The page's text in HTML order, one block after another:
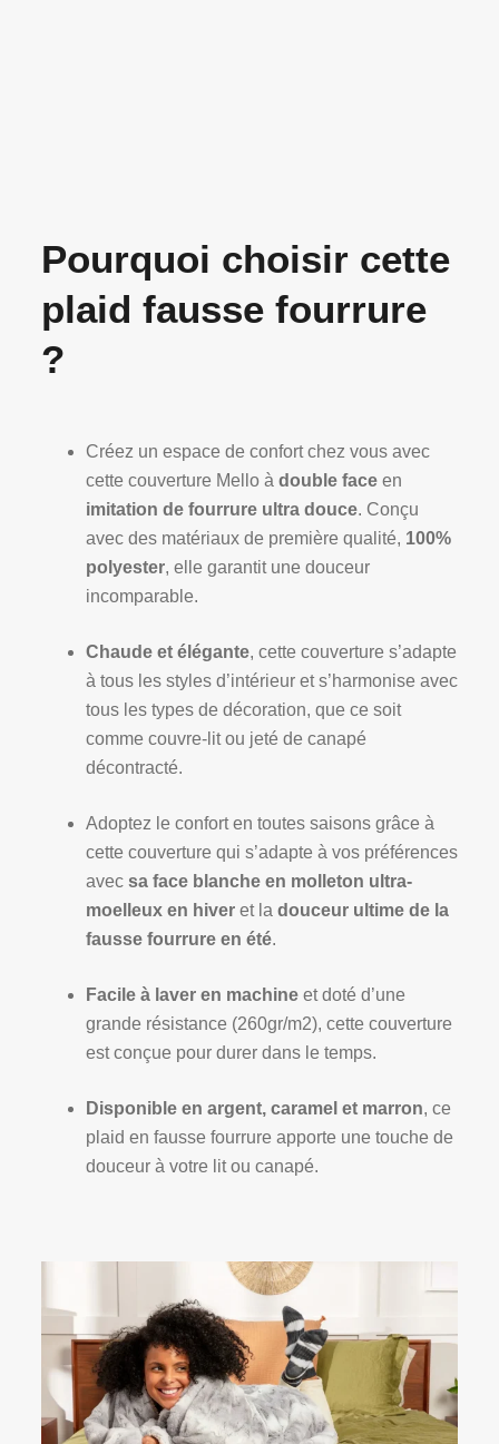
Pourquoi choisir cette
plaid fausse fourrure
?
Créez un espace de confort chez vous avec
cette couverture Mello à double face en
imitation de fourrure ultra douce. Conçu
avec des matériaux de première qualité, 100%
polyester, elle garantit une douceur
incomparable.
Chaude et élégante, cette couverture s’adapte
à tous les styles d’intérieur et s’harmonise avec
tous les types de décoration, que ce soit
comme couvre-lit ou jeté de canapé
décontracté.
Adoptez le confort en toutes saisons grâce à
cette couverture qui s’adapte à vos préférences
avec sa face blanche en molleton ultra-
moelleux en hiveret la douceur ultime de la
fausse fourrure en été.
Facile à laver en machineet doté d’une
grande résistance (260gr/m2), cette couverture
est conçue pour durer dans le temps.
Disponible en argent, caramel et marron, ce
plaid en fausse fourrure apporte une touche de
douceur à votre lit ou canapé.